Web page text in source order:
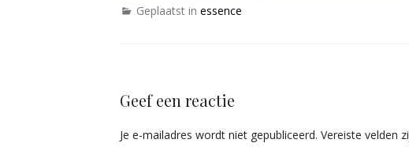
Geplaatst in essence
Geef een reactie
Je e-mailadres wordt niet gepubliceerd. Vereiste velden